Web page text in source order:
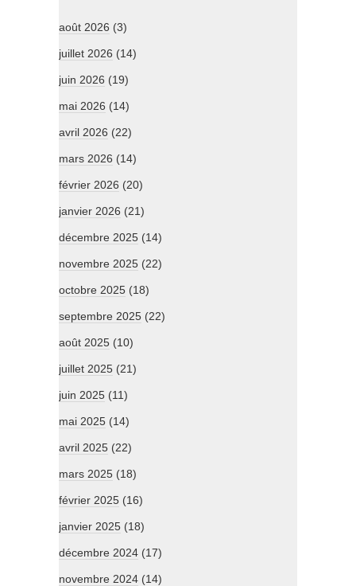
août 2026 (3)
juillet 2026 (14)
juin 2026 (19)
mai 2026 (14)
avril 2026 (22)
mars 2026 (14)
février 2026 (20)
janvier 2026 (21)
décembre 2025 (14)
novembre 2025 (22)
octobre 2025 (18)
septembre 2025 (22)
août 2025 (10)
juillet 2025 (21)
juin 2025 (11)
mai 2025 (14)
avril 2025 (22)
mars 2025 (18)
février 2025 (16)
janvier 2025 (18)
décembre 2024 (17)
novembre 2024 (14)